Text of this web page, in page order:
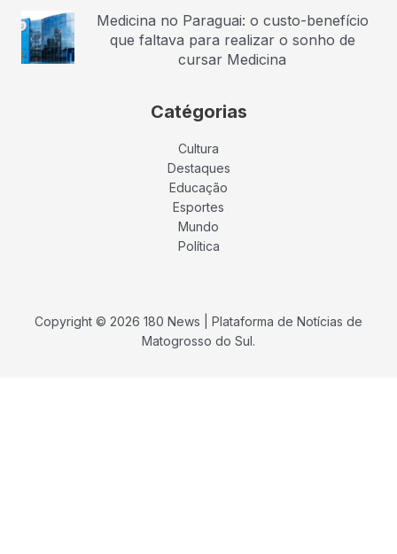
Medicina no Paraguai: o custo-benefício
que faltava para realizar o sonho de
cursar Medicina
Catégorias
Cultura
Destaques
Educação
Esportes
Mundo
Política
Copyright © 2026 180 News | Plataforma de Notícias de
Matogrosso do Sul.